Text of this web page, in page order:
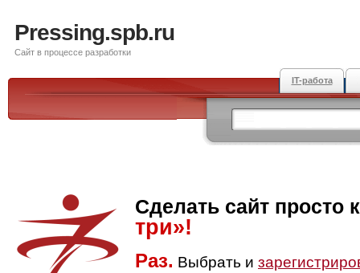
Pressing.spb.ru
Сайт в процессе разработки
IT-работа
Сделать сайт просто
три»!
Раз. Выбрать и